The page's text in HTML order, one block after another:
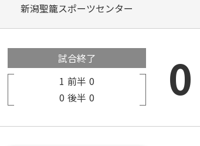
新潟聖籠スポーツセンター
試合終了
1 前半 0
0 後半 0 0